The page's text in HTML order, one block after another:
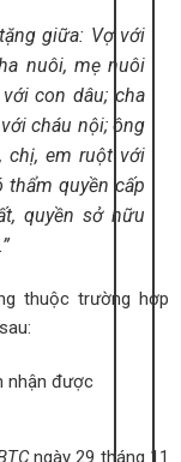
giữa: Vợ với
nuôi, mẹ nuôi
con dâu; cha
cháu nội; ông
chị, em ruột với
thẩm quyền cấp
quyền sở hữu
thuộc trường hợp
nhận được
ngày 29 tháng 11